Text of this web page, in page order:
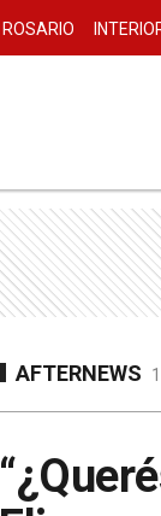
ROSARIO
AFTERNEWS